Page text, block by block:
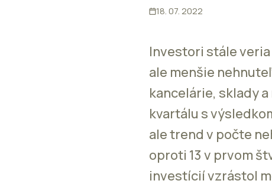
18. 07. 2022
Investori stále
ale menšie
kancelárie, sklady
kvartálu s
ale trend v počte
oproti 13 v prvom
investícií vzrástol